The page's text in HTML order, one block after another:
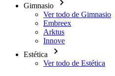
Gimnasio
Ver todo de Gimnasio
Embreex
Arktus
Innove
Estética
Ver todo de Estética